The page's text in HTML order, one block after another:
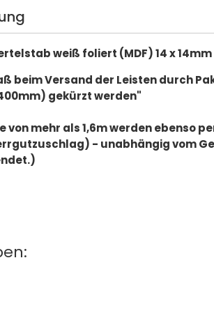
weiß foliert (MDF) 14 x 14mm
beim Versand der Leisten durch
gekürzt werden"
von mehr als 1,6m werden ebenso
- unabhängig vom